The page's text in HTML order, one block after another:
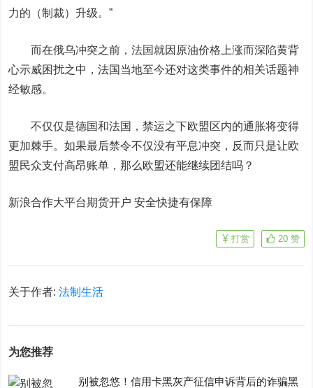
力的（制裁）升级。”
而在俄乌冲突之前，法国就因原油价格上涨而深陷黄背
心示威困扰之中，法国当地至今还对这类事件的相关话题神
经敏感。
不仅仅是德国和法国，禁运之下欧盟区内的通胀将变得
更加棘手。如果最后禁令不仅没有平息冲突，反而只是让欧
盟民众支付高昂账单，那么欧盟还能继续团结吗？
新浪合作大平台期货开户 安全快捷有保障
20 赞
打赏
关于作者:法制生活
为您推荐
别被忽悠！信用卡黑灰产征信申诉背后的诈骗黑